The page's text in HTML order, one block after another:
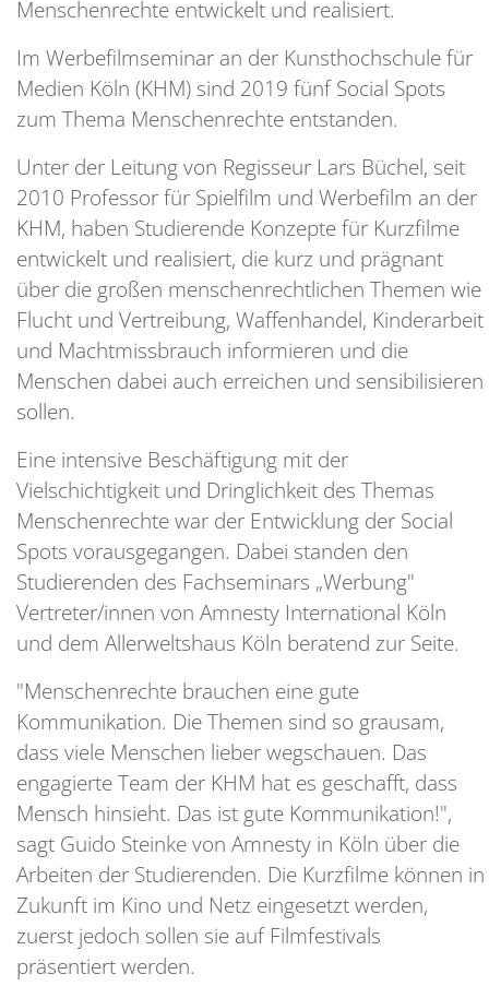
Menschenrechte entwickelt und realisiert.
Im Werbefilmseminar an der Kunsthochschule für
Medien Köln (KHM) sind 2019 fünf Social Spots
zum Thema Menschenrechte entstanden.
Unter der Leitung von Regisseur Lars Büchel, seit
2010 Professor für Spielfilm und Werbefilm an der
KHM, haben Studierende Konzepte für Kurzfilme
entwickelt und realisiert, die kurz und prägnant
über die großen menschenrechtlichen Themen wie
Flucht und Vertreibung, Waffenhandel, Kinderarbeit
und Machtmissbrauch informieren und die
Menschen dabei auch erreichen und sensibilisieren
sollen.
Eine intensive Beschäftigung mit der
Vielschichtigkeit und Dringlichkeit des Themas
Menschenrechte war der Entwicklung der Social
Spots vorausgegangen. Dabei standen den
Studierenden des Fachseminars „Werbung"
Vertreter/innen von Amnesty International Köln
und dem Allerweltshaus Köln beratend zur Seite.
"Menschenrechte brauchen eine gute
Kommunikation. Die Themen sind so grausam,
dass viele Menschen lieber wegschauen. Das
engagierte Team der KHM hat es geschafft, dass
Mensch hinsieht. Das ist gute Kommunikation!",
sagt Guido Steinke von Amnesty in Köln über die
Arbeiten der Studierenden. Die Kurzfilme können in
Zukunft im Kino und Netz eingesetzt werden,
zuerst jedoch sollen sie auf Filmfestivals
präsentiert werden.